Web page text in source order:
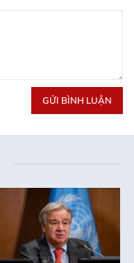
GỬI BÌNH LUẬN